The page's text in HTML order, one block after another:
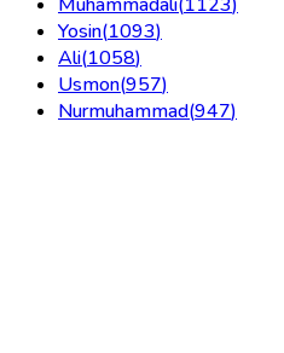
Yosin(1093)
Ali(1058)
Usmon(957)
Nurmuhammad(947)